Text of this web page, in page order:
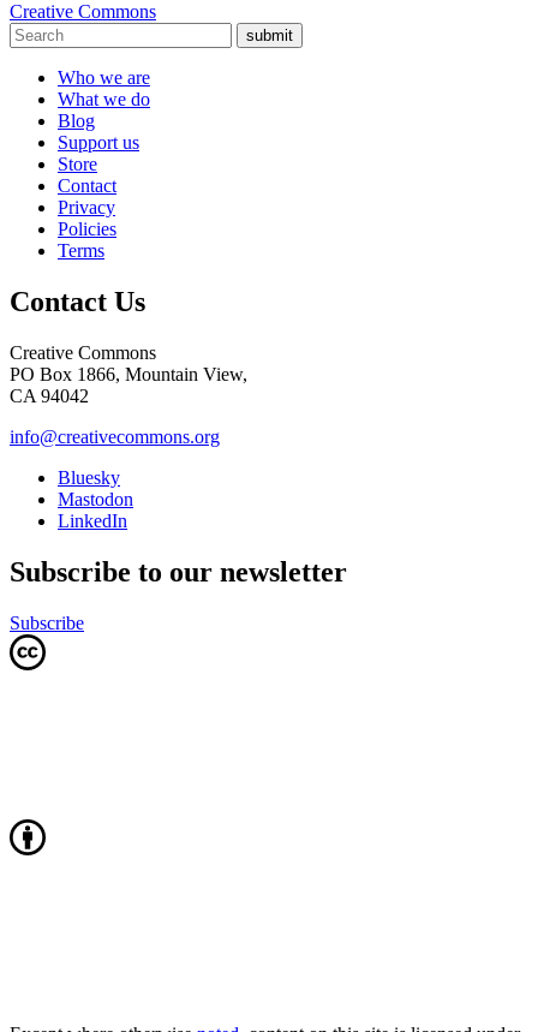
Creative Commons
submit
Who we are
What we do
Blog
Support us
Store
Contact
Privacy
Policies
Terms
Contact Us
Creative Commons
PO Box 1866, Mountain View,
CA 94042
info@creativecommons.org
Bluesky
Mastodon
LinkedIn
Subscribe to our newsletter
Subscribe